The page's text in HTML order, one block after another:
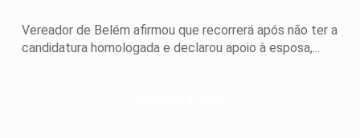
Vereador de Belém afirmou que recorrerá após não ter a
candidatura homologada e declarou apoio à esposa,...